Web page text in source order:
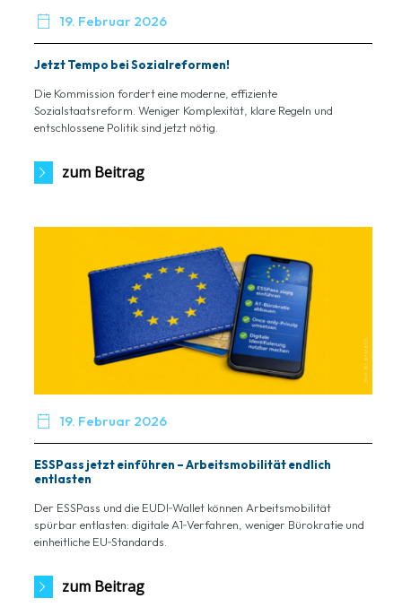
 19. Februar 2026
Jetzt Tempo bei Sozialreformen!
Die Kommission fordert eine moderne, effiziente
Sozialstaatsreform. Weniger Komplexität, klare Regeln und
entschlossene Politik sind jetzt nötig.
zum Beitrag
 19. Februar 2026
ESSPass jetzt einführen – Arbeitsmobilität endlich
entlasten
Der ESSPass und die EUDI‑Wallet können Arbeitsmobilität
spürbar entlasten: digitale A1‑Verfahren, weniger Bürokratie und
einheitliche EU‑Standards.
zum Beitrag